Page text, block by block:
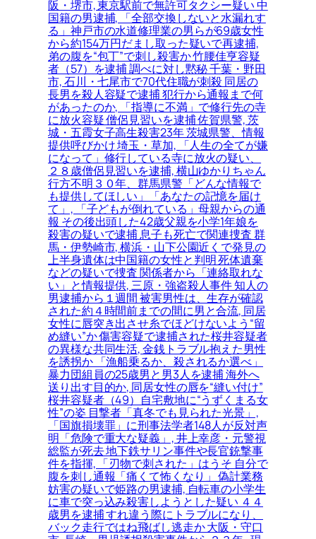
阪・堺市, 東京駅前で無許可タクシー疑い 中
国籍の男逮捕, 「全部交換しないと水漏れす
る」神戸市の水道修理業の男らが69歳女性
から約154万円だまし取った疑いで再逮捕,
弟の腹を“包丁”で刺し殺害か 竹腰佳亨容疑
者（57）を逮捕 調べに対し黙秘 千葉・野田
市, 石川・七尾市で70代住職が刺殺 同居の
長男を殺人容疑で逮捕 犯行から通報まで何
があったのか, 「指導に不満」で修行先の寺
に放火容疑 僧侶見習いを逮捕 佐賀県警, 茨
城・五霞女子高生殺害23年 茨城県警、情報
提供呼びかけ 埼玉・草加, 「人生の全てが嫌
になって」修行している寺に放火の疑い、
２８歳僧侶見習いを逮捕, 横山ゆかりちゃん
行方不明３０年、群馬県警「どんな情報で
も提供してほしい」「あなたの記憶を届け
て」, 「子どもが倒れている」母親からの通
報 その後出頭した42歳父親を小学1年娘を
殺害の疑いで逮捕 息子も死亡で関連捜査 群
馬・伊勢崎市, 横浜・山下公園近くで発見の
上半身遺体は中国籍の女性と判明 死体遺棄
などの疑いで捜査 関係者から「連絡取れな
い」と情報提供, 三原・強盗殺人事件 知人の
男逮捕から１週間 被害男性は、生存が確認
された約４時間前までの間に男と合流, 同居
女性に唇突き出させ糸でほどけないよう“留
め縫い”か 傷害容疑で逮捕された桜井容疑者
の異様な共同生活, 金銭トラブル抱えた男性
を誘拐か 「漁船乗るか、殺されるか選べ」
暴力団組員の25歳男と男3人を逮捕 海外へ
送り出す目的か, 同居女性の唇を“縫い付け”
桜井容疑者（49）自宅敷地に“うずくまる女
性”の姿 目撃者「真冬でも見られた光景」,
「国旗損壊罪」に刑事法学者148人が反対声
明「危険で重大な疑義」, 井上幸彦・元警視
総監が死去 地下鉄サリン事件や長官銃撃事
件を指揮, 「刃物で刺された」はうそ 自分で
腹を刺し通報「痛くて怖くなり」 偽計業務
妨害の疑いで姫路の男逮捕, 自転車の小学生
に車で突っ込み殺害しようとした疑い ４４
歳男を逮捕 すれ違う際にトラブルになり、
バック走行ではね飛ばし逃走か 大阪・守口